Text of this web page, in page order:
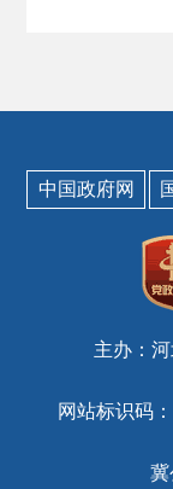
中国政府网
主办：
网站标识码
冀